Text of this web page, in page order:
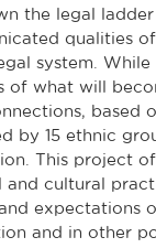
the legal
qualities
system.
of what will
based
by 15 ethnic
This project
and cultural
expectations
and in other